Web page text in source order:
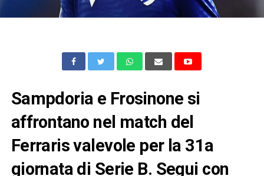
Sampdoria e Frosinone si
affrontano nel match del
Ferraris valevole per la 31a
giornata di Serie B. Segui con